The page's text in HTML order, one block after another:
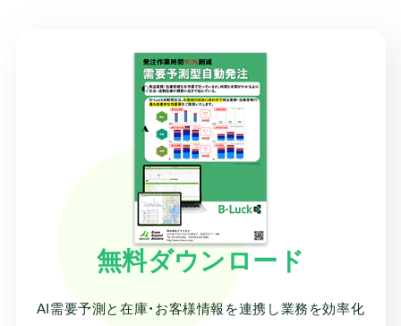
無料ダウンロード
AI需要予測と在庫・お客様情報を連携し業務を効率化